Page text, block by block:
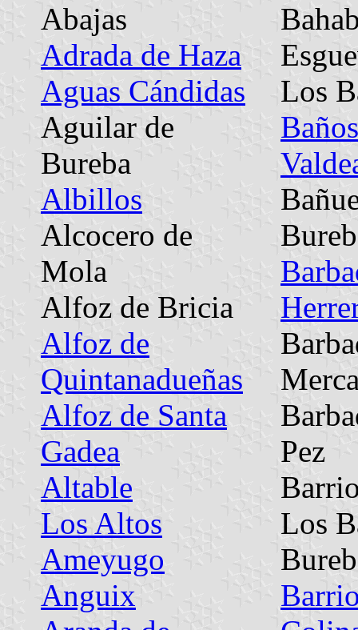
Abajas
Adrada de Haza
Aguas Cándidas
Aguilar de
Bureba
Albillos
Alcocero de
Mola
Alfoz de Bricia
Alfoz de
Quintanadueñas
Alfoz de Santa
Gadea
Altable
Los Altos
Ameyugo
Anguix
Los
Pez
Los